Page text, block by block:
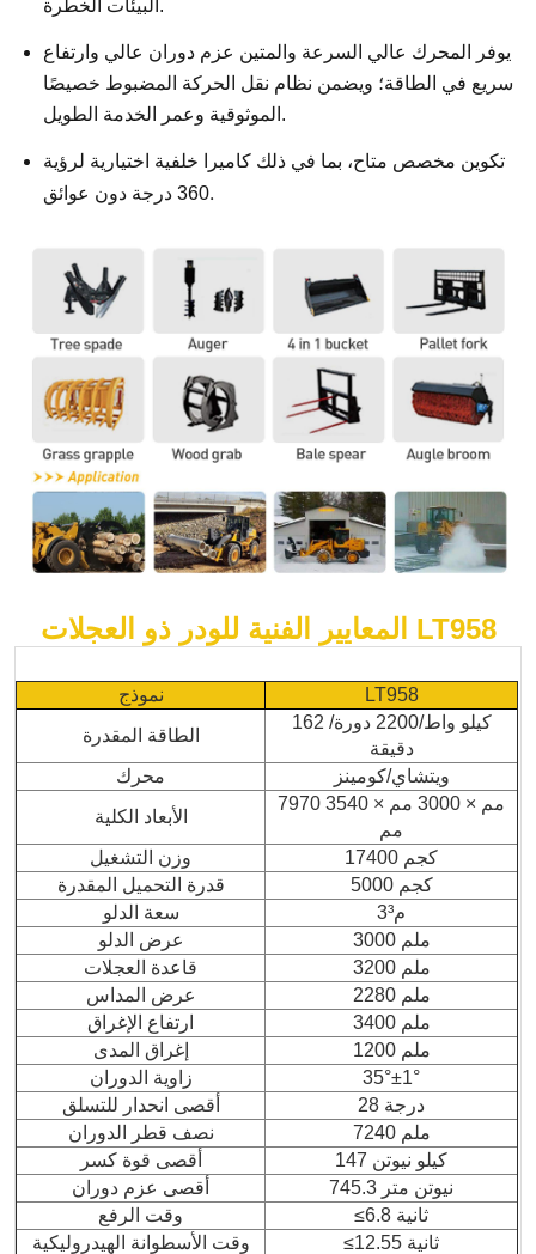
البيئات الخطرة.
يوفر المحرك عالي السرعة والمتين عزم دوران عالي وارتفاع
سريع في الطاقة؛ ويضمن نظام نقل الحركة المضبوط خصيصًا
الموثوقية وعمر الخدمة الطويل.
تكوين مخصص متاح، بما في ذلك كاميرا خلفية اختيارية لرؤية
360 درجة دون عوائق.
المعايير الفنية للودر ذو العجلات LT958
نموذج
LT958
الطاقة المقدرة
162 كيلو واط/2200 دورة/
دقيقة
محرك
ويتشاي/كومينز
الأبعاد الكلية
7970 مم × 3000 مم × 3540
مم
وزن التشغيل
17400 كجم
قدرة التحميل المقدرة
5000 كجم
سعة الدلو
3م³
عرض الدلو
3000 ملم
قاعدة العجلات
3200 ملم
عرض المداس
2280 ملم
ارتفاع الإغراق
3400 ملم
إغراق المدى
1200 ملم
زاوية الدوران
35°±1°
أقصى انحدار للتسلق
28 درجة
نصف قطر الدوران
7240 ملم
أقصى قوة كسر
147 كيلو نيوتن
أقصى عزم دوران
745.3 نيوتن متر
وقت الرفع
≤6.8 ثانية
وقت الأسطوانة الهيدروليكية
≤12.55 ثانية